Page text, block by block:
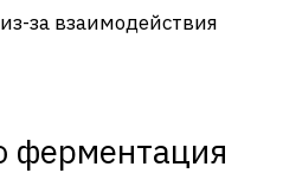
за взаимодействия
ферментация